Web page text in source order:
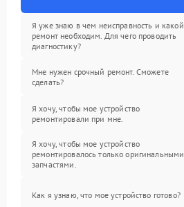
Я уже знаю в чем неисправность и какой
ремонт необходим. Для чего проводить
диагностику?
Мне нужен срочный ремонт. Сможете
сделать?
Я хочу, чтобы мое устройство
ремонтировали при мне.
Я хочу, чтобы мое устройство
ремонтировалось только оригинальными
запчастями.
Как я узнаю, что мое устройство готово?